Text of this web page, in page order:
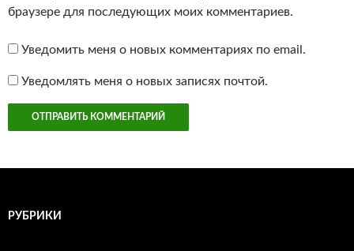
браузере для последующих моих комментариев.
Уведомить меня о новых комментариях по email.
Уведомлять меня о новых записях почтой.
РУБРИКИ